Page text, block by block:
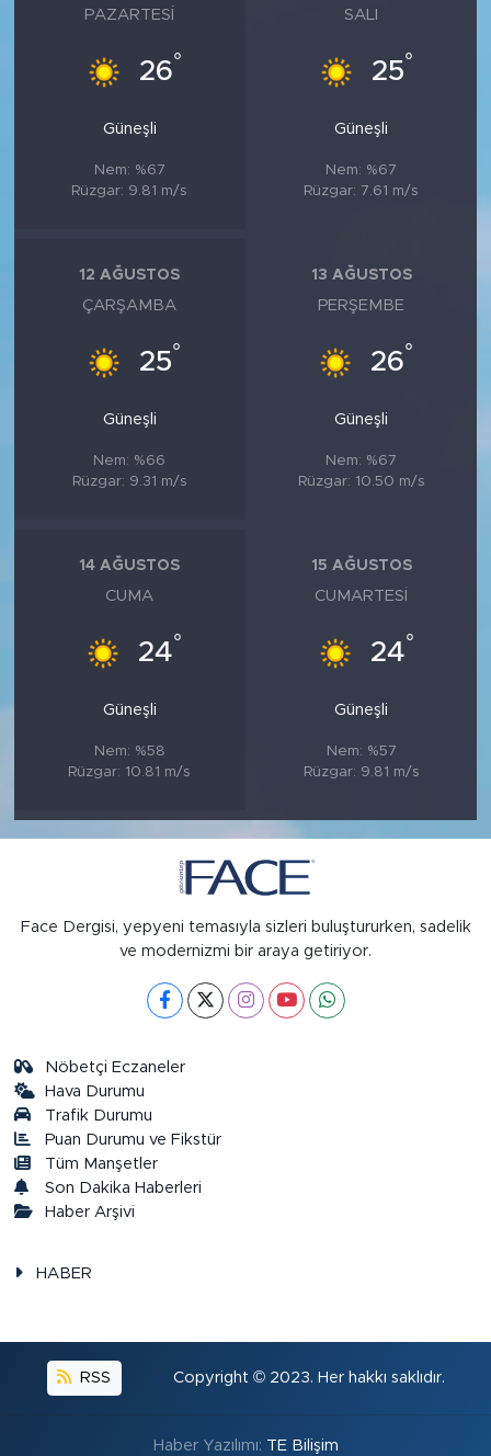
PAZARTESI
26°
Güneşli
Nem: %67
Rüzgar: 9.81 m/s
SALI
25°
Güneşli
Nem: %67
Rüzgar: 7.61 m/s
12 AĞUSTOS
ÇARŞAMBA
25°
Güneşli
Nem: %66
Rüzgar: 9.31 m/s
13 AĞUSTOS
PERŞEMBE
26°
Güneşli
Nem: %67
Rüzgar: 10.50 m/s
14 AĞUSTOS
CUMA
24°
Güneşli
Nem: %58
Rüzgar: 10.81 m/s
15 AĞUSTOS
CUMARTESI
24°
Güneşli
Nem: %57
Rüzgar: 9.81 m/s
Face Dergisi, yepyeni temasıyla sizleri buluştururken, sadelik
ve modernizmi bir araya getiriyor.
Nöbetçi Eczaneler
Hava Durumu
Trafik Durumu
Puan Durumu ve Fikstür
Tüm Manşetler
Son Dakika Haberleri
Haber Arşivi
HABER
RSS Copyright © 2023. Her hakkı saklıdır.
Haber Yazılımı: TE Bilişim